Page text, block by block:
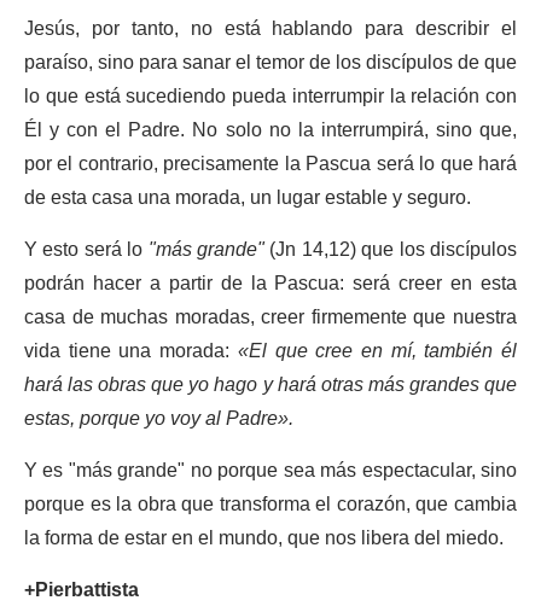
Jesús, por tanto, no está hablando para describir el
paraíso, sino para sanar el temor de los discípulos de que
lo que está sucediendo pueda interrumpir la relación con
Él y con el Padre. No solo no la interrumpirá, sino que,
por el contrario, precisamente la Pascua será lo que hará
de esta casa una morada, un lugar estable y seguro.
Y esto será lo"más grande"(Jn 14,12) que los discípulos
podrán hacer a partir de la Pascua: será creer en esta
casa de muchas moradas, creer firmemente que nuestra
vida tiene una morada: «El que cree en mí, también él
hará las obras que yo hago y hará otras más grandes que
estas, porque yo voy al Padre».
Y es "más grande" no porque sea más espectacular, sino
porque es la obra que transforma el corazón, que cambia
la forma de estar en el mundo, que nos libera del miedo.
+Pierbattista